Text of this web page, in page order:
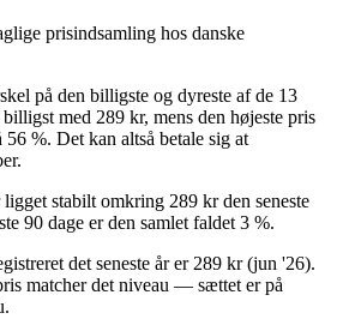
prisindsamling hos danske
på den billigste og dyreste af de 13
med 289 kr, mens den højeste pris
%. Det kan altså betale sig at
stabilt omkring 289 kr den seneste
90 dage er den samlet faldet 3 %.
det seneste år er 289 kr (jun '26).
matcher det niveau — sættet er på